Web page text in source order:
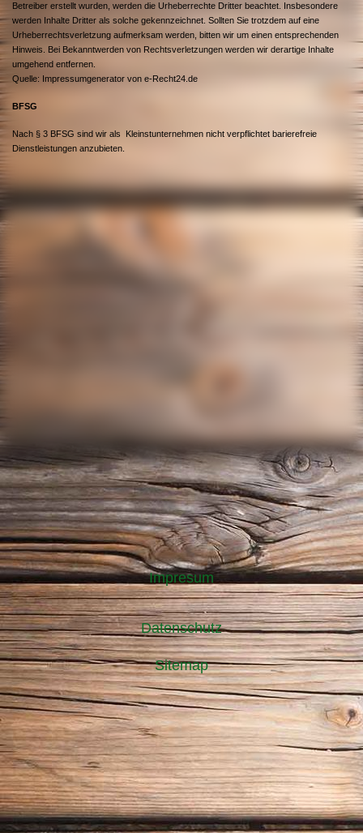
Betreiber erstellt wurden, werden die Urheberrechte Dritter beachtet. Insbesondere
werden Inhalte Dritter als solche gekennzeichnet. Sollten Sie trotzdem auf eine
Urheberrechtsverletzung aufmerksam werden, bitten wir um einen entsprechenden
Hinweis. Bei Bekanntwerden von Rechtsverletzungen werden wir derartige Inhalte
umgehend entfernen.
Quelle: Impressumgenerator von e-Recht24.de
BFSG
Nach § 3 BFSG sind wir als Kleinstunternehmen nicht verpflichtet barierefreie
Dienstleistungen anzubieten.
Impresum
Datenschutz
Sitemap